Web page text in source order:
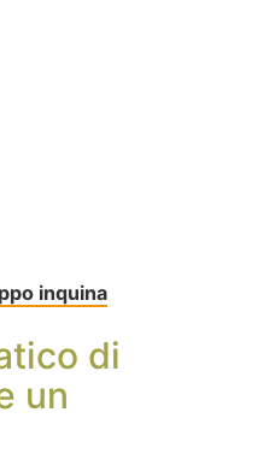
inquina
di
un